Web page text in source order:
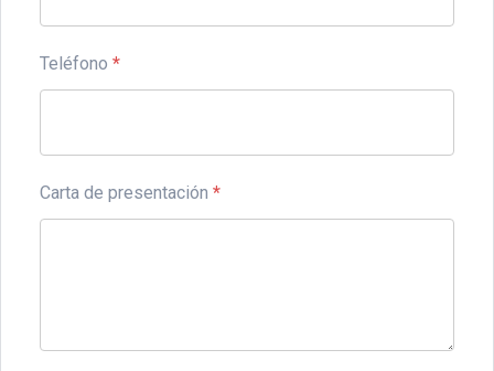
Teléfono *
Carta de presentación *